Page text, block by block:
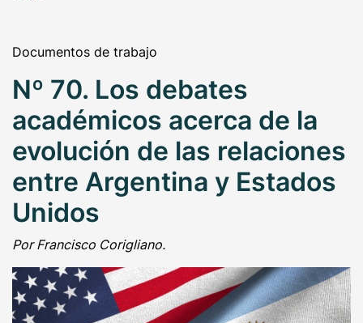
Documentos de trabajo
Nº 70. Los debates
académicos acerca de la
evolución de las relaciones
entre Argentina y Estados
Unidos
Por Francisco Corigliano.